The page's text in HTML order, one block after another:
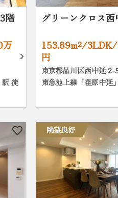
階
駅 徒
グリーンクロス
153.89m²/
円
東京都品川区西中延 2-
東急池上線「荏原中延
眺望良好